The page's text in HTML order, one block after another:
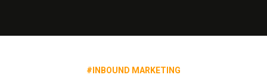
#INBOUND MARKETING